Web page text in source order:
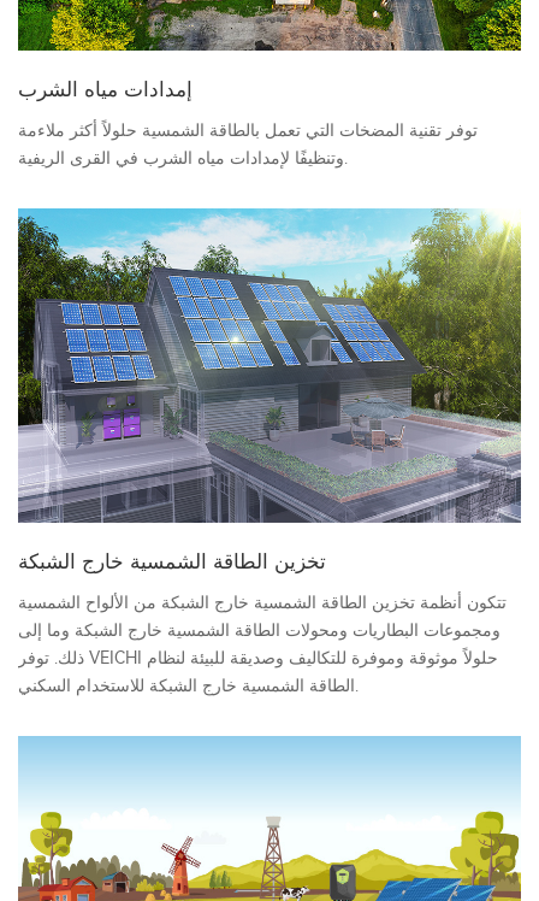
إمدادات مياه الشرب
توفر تقنية المضخات التي تعمل بالطاقة الشمسية حلولاً أكثر ملاءمة
وتنظيفًا لإمدادات مياه الشرب في القرى الريفية.
تخزين الطاقة الشمسية خارج الشبكة
تتكون أنظمة تخزين الطاقة الشمسية خارج الشبكة من الألواح الشمسية
ومجموعات البطاريات ومحولات الطاقة الشمسية خارج الشبكة وما إلى
ذلك. توفر VEICHI حلولاً موثوقة وموفرة للتكاليف وصديقة للبيئة لنظام
الطاقة الشمسية خارج الشبكة للاستخدام السكني.